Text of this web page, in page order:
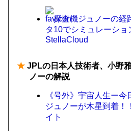
探査機ジュノーの経
タ10でシミュレーショ
StellaCloud
★ JPLの日本人技術者、小野
ノーの解説
《号外》宇宙人生ー
ジュノーが木星到着！
イト